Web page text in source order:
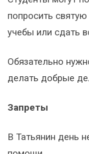
попросить
учебы или сдать
Обязательно
делать добрые
Запреты
В Татьянин день